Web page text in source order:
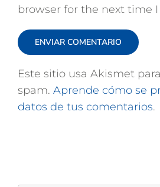
browser for the next time
Este sitio usa Akismet
spam. Aprende cómo se
datos de tus comentarios.